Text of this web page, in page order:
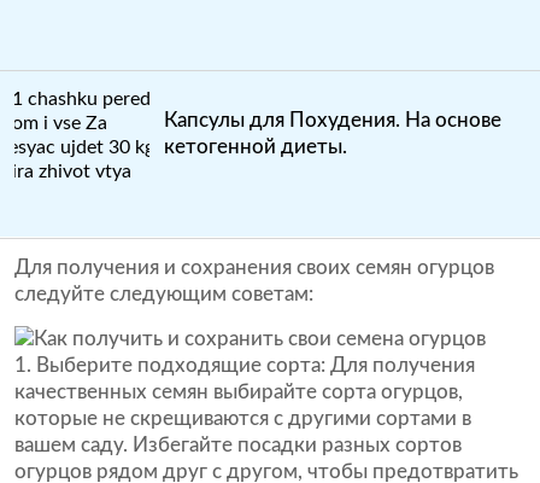
Капсулы для Похудения. На основе
кетогенной диеты.
Для получения и сохранения своих семян огурцов
следуйте следующим советам:
1. Выберите подходящие сорта: Для получения
качественных семян выбирайте сорта огурцов,
которые не скрещиваются с другими сортами в
вашем саду. Избегайте посадки разных сортов
огурцов рядом друг с другом, чтобы предотвратить